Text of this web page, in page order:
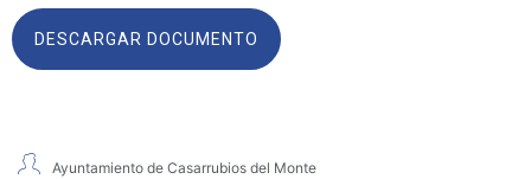
DESCARGAR DOCUMENTO
Ayuntamiento de Casarrubios del Monte